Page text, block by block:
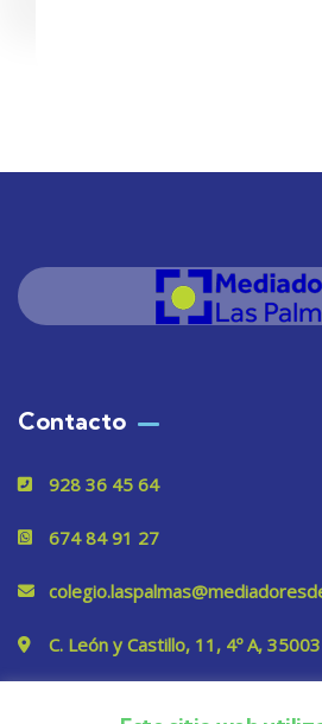
Contacto
928 36 45 64
674 84 91 27
C. León y Castillo, 11, 4º A,